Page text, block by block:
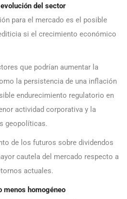
del sector
para el mercado es el posible
si el crecimiento económico
que podrían aumentar la
la persistencia de una inflación
endurecimiento regulatorio en
actividad corporativa y la
geopolíticas.
de los futuros sobre dividendos
cautela del mercado respecto a
actuales.
menos homogéneo